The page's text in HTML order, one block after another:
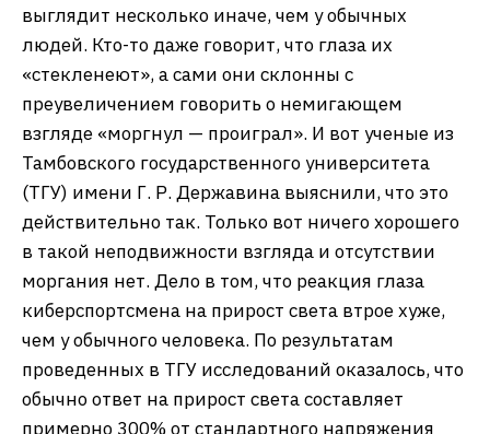
выглядит несколько иначе, чем у обычных
людей. Кто-то даже говорит, что глаза их
«стекленеют», а сами они склонны с
преувеличением говорить о немигающем
взгляде «моргнул — проиграл». И вот ученые из
Тамбовского государственного университета
(ТГУ) имени Г. Р. Державина выяснили, что это
действительно так. Только вот ничего хорошего
в такой неподвижности взгляда и отсутствии
моргания нет. Дело в том, что реакция глаза
киберспортсмена на прирост света втрое хуже,
чем у обычного человека. По результатам
проведенных в ТГУ исследований оказалось, что
обычно ответ на прирост света составляет
примерно 300% от стандартного напряжения